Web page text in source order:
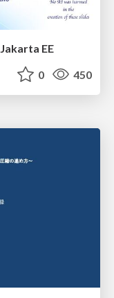
EE
0 450